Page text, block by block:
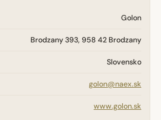
Golon
Brodzany 393, 958 42 Brodzany
Slovensko
golon@naex.sk
www.golon.sk